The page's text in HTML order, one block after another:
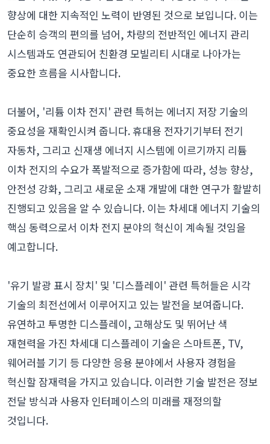
향상에 대한 지속적인 노력이 반영된 것으로 보입니다. 이는
단순히 승객의 편의를 넘어, 차량의 전반적인 에너지 관리
시스템과도 연관되어 친환경 모빌리티 시대로 나아가는
중요한 흐름을 시사합니다.
더불어, '리튬 이차 전지' 관련 특허는 에너지 저장 기술의
중요성을 재확인시켜 줍니다. 휴대용 전자기기부터 전기
자동차, 그리고 신재생 에너지 시스템에 이르기까지 리튬
이차 전지의 수요가 폭발적으로 증가함에 따라, 성능 향상,
안전성 강화, 그리고 새로운 소재 개발에 대한 연구가 활발히
진행되고 있음을 알 수 있습니다. 이는 차세대 에너지 기술의
핵심 동력으로서 이차 전지 분야의 혁신이 계속될 것임을
예고합니다.
'유기 발광 표시 장치' 및 '디스플레이' 관련 특허들은 시각
기술의 최전선에서 이루어지고 있는 발전을 보여줍니다.
유연하고 투명한 디스플레이, 고해상도 및 뛰어난 색
재현력을 가진 차세대 디스플레이 기술은 스마트폰, TV,
웨어러블 기기 등 다양한 응용 분야에서 사용자 경험을
혁신할 잠재력을 가지고 있습니다. 이러한 기술 발전은 정보
전달 방식과 사용자 인터페이스의 미래를 재정의할
것입니다.